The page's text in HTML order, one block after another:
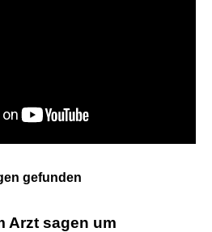
gefunden
Arzt sagen um